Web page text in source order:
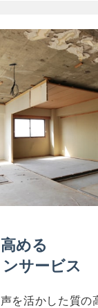
める
サービス
を活かした質の